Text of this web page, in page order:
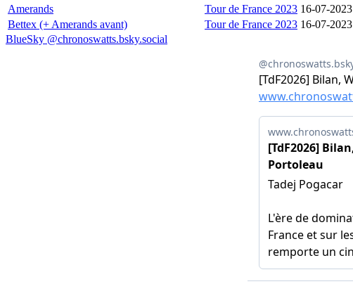
Amerands
Tour de France 2023 16-07-2023
Bettex (+ Amerands avant)
Tour de France 2023 16-07-2023
BlueSky @chronoswatts.bsky.social